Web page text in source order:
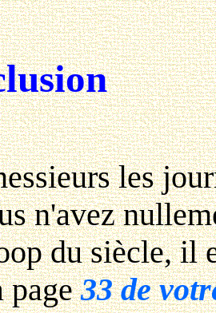
les
n'avez
du siècle, il
page33 de